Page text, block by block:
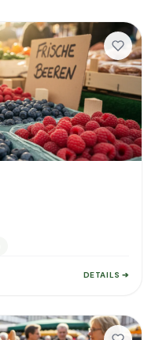
DETAILS ➔